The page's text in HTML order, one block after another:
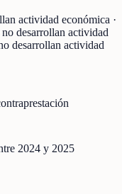
actividad económica ·
no desarrollan actividad
desarrollan actividad
2024 y 2025